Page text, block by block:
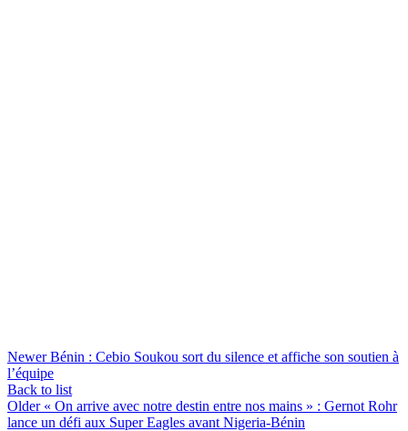
Newer Bénin : Cebio Soukou sort du silence et affiche son soutien à
l’équipe
Back to list
Older « On arrive avec notre destin entre nos mains » : Gernot Rohr
lance un défi aux Super Eagles avant Nigeria-Bénin